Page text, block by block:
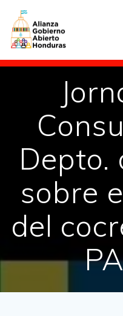
Depto.
sobre
del